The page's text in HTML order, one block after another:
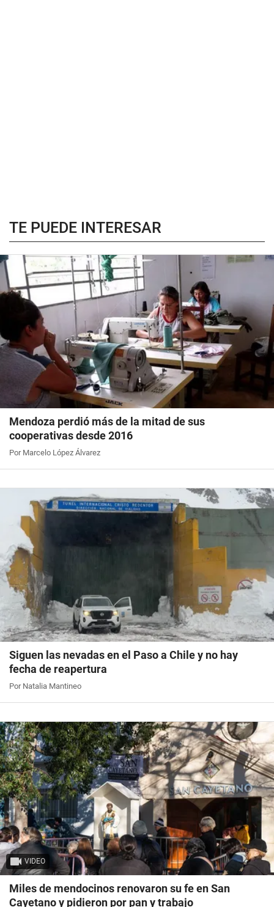
TE PUEDE INTERESAR
Mendoza perdió más de la mitad de sus
cooperativas desde 2016
Por Marcelo López Álvarez
Siguen las nevadas en el Paso a Chile y no hay
fecha de reapertura
Por Natalia Mantineo
VIDEO
Miles de mendocinos renovaron su fe en San
Cayetano y pidieron por pan y trabajo